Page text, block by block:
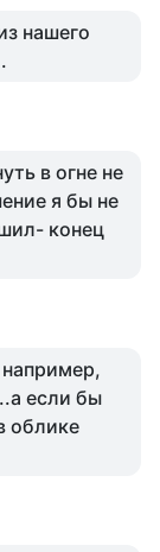
нашего
в огне не
я бы не
конец
если бы
облике